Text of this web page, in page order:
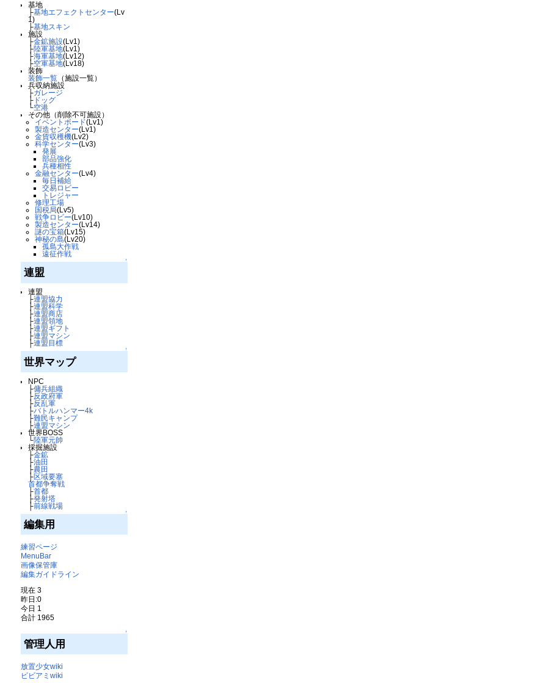
基地
├基地エフェクトセンター(Lv
1)
├基地スキン
施設
├金鉱施設(Lv1)
├陸軍基地(Lv1)
├海軍基地(Lv12)
├空軍基地(Lv18)
装飾
装飾一覧（施設一覧）
兵収納施設
├ガレージ
├ドッグ
└空港
その他（削除不可施設）
イベントボード(Lv1)
製造センター(Lv1)
金貨収穫機(Lv2)
科学センター(Lv3)
発展
部品強化
兵種相性
金融センター(Lv4)
毎日補給
交易ロビー
トレジャー
修理工場
国税局(Lv5)
戦争ロビー(Lv10)
製造センター(Lv14)
謎の宝箱(Lv15)
神秘の島(Lv20)
孤島大作戦
遠征作戦
↑
連盟
連盟
├連盟協力
├連盟科学
├連盟商店
├連盟領地
├連盟ギフト
├連盟マシン
├連盟目標
↑
世界マップ
NPC
├傭兵組織
├反政府軍
├反乱軍
├バトルハンマー4k
├難民キャンプ
├連盟マシン
世界BOSS
└陸軍元帥
採掘施設
├金鉱
├油田
├農田
├区域要塞
首都争奪戦
├首都
├発射塔
├前線戦場
↑
編集用
練習ページ
MenuBar
画像保管庫
編集ガイドライン
現在 3
昨日:0
今日 1
合計 1965
↑
管理人用
放置少女wiki
ビビアミwiki